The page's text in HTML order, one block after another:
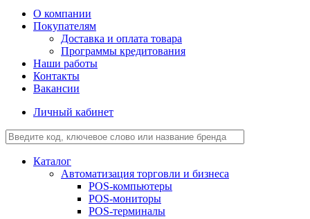
О компании
Покупателям
Доставка и оплата товара
Программы кредитования
Наши работы
Контакты
Вакансии
Личный кабинет
Каталог
Автоматизация торговли и бизнеса
POS-компьютеры
POS-мониторы
POS-терминалы